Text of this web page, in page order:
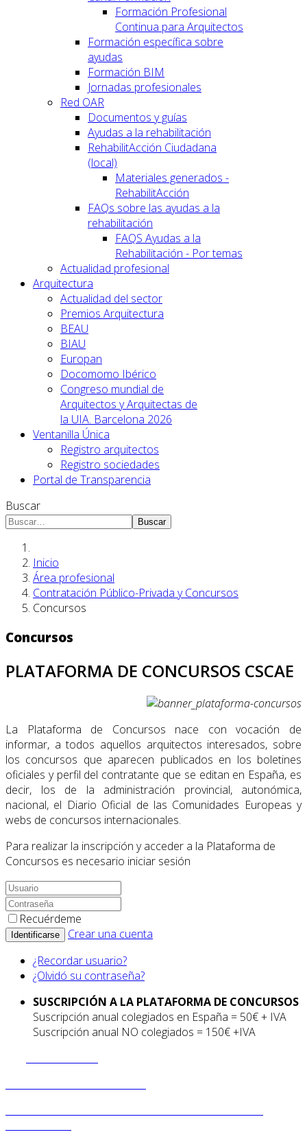
Formación Profesional
Continua para Arquitectos
Formación específica sobre
ayudas
Formación BIM
Jornadas profesionales
Red OAR
Documentos y guías
Ayudas a la rehabilitación
RehabilitAcción Ciudadana
(local)
Materiales generados -
RehabilitAcción
FAQs sobre las ayudas a la
rehabilitación
FAQS Ayudas a la
Rehabilitación - Por temas
Actualidad profesional
Arquitectura
Actualidad del sector
Premios Arquitectura
BEAU
BIAU
Europan
Docomomo Ibérico
Congreso mundial de
Arquitectos y Arquitectas de
la UIA. Barcelona 2026
Ventanilla Única
Registro arquitectos
Registro sociedades
Portal de Transparencia
Buscar
Buscar
Inicio
Área profesional
Contratación Público-Privada y Concursos
Concursos
Concursos
PLATAFORMA DE CONCURSOS CSCAE
La Plataforma de Concursos nace con vocación de
informar, a todos aquellos arquitectos interesados, sobre
los concursos que aparecen publicados en los boletines
oficiales y perfil del contratante que se editan en España, es
decir, los de la administración provincial, autonómica,
nacional, el Diario Oficial de las Comunidades Europeas y
webs de concursos internacionales.
Para realizar la inscripción y acceder a la Plataforma de
Concursos es necesario iniciar sesión
Recuérdeme
Identificarse
Crear una cuenta
¿Recordar usuario?
¿Olvidó su contraseña?
SUSCRIPCIÓN A LA PLATAFORMA DE CONCURSOS
Suscripción anual colegiados en España = 50€ + IVA
Suscripción anual NO colegiados = 150€ +IVA